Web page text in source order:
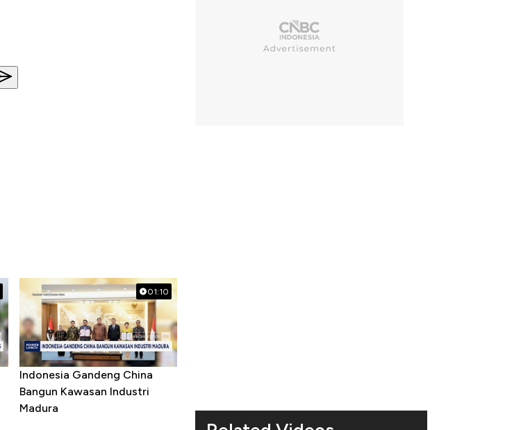
01:10
Indonesia Gandeng China
Bangun Kawasan Industri
Madura